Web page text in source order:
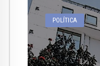
POLÍTICA